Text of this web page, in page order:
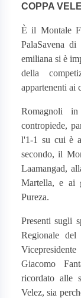
COPPA
È il Montale
PalaSavena
emiliana si è
della
appartenenti ai
Romagnoli
contropiede,
l'1-1 su cui è
secondo, il
Laamangad,
Martella, e ai
Pureza.
Presenti sugli
Regionale
Giacomo
ricordato alle
Velez, sia